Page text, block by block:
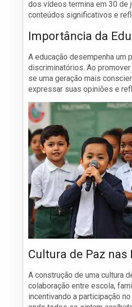
dos vídeos termina em 30 de
conteúdos significativos e
Importância da
A educação desempenha um
discriminatórios. Ao
se uma geração mais
expressar suas opiniões e
Cultura de Paz nas
A construção de uma cultura
colaboração entre escola,
incentivando a participação